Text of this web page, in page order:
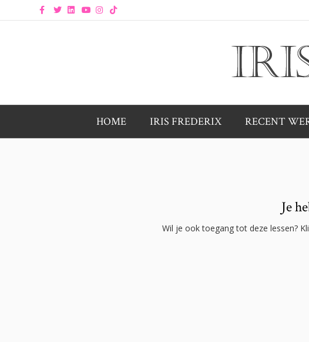
Facebook
TwitterLinkedinYoutubeInstagram
Tiktok
HOME IRIS FREDERIX RECENT
Je
Wil je ook toegang tot deze lessen?